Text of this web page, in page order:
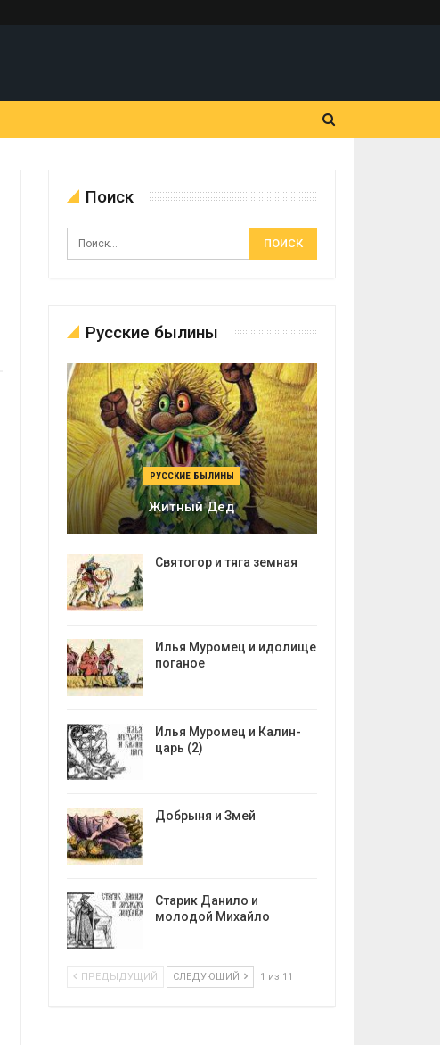
Поиск
Русские былины
РУССКИЕ БЫЛИНЫ
Житный Дед
Святогор и тяга земная
Илья Муромец и идолище
поганое
Илья Муромец и Калин-
царь (2)
Добрыня и Змей
Старик Данило и
молодой Михайло
ПРЕДЫДУЩИЙ СЛЕДУЮЩИЙ 1 из 11